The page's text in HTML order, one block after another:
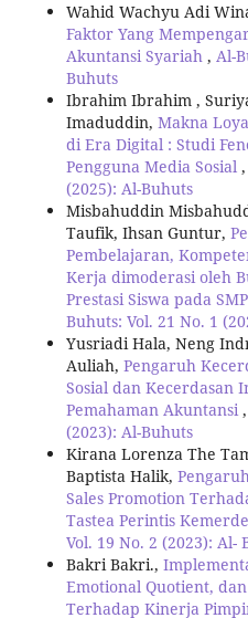
Wahid Wachyu Adi
Faktor Yang
Akuntansi Syariah , Al-
Buhuts
Ibrahim Ibrahim ,
Imaduddin, Makna
di Era Digital : Studi
Pengguna Media Sosial ,
(2025): Al-Buhuts
Misbahuddin
Taufik, Ihsan Guntur,
Pembelajaran,
Kerja dimoderasi oleh
Prestasi Siswa pada
Buhuts: Vol. 21 No. 1
Yusriadi Hala, Neng
Auliah, Pengaruh
Sosial dan Kecerdasan
Pemahaman Akuntansi,
(2023): Al-Buhuts
Kirana Lorenza The
Baptista Halik,
Sales Promotion
Tastea Perintis
Vol. 19 No. 2 (2023): Al-
Bakri Bakri.,
Emotional Quotient,
Terhadap Kinerja